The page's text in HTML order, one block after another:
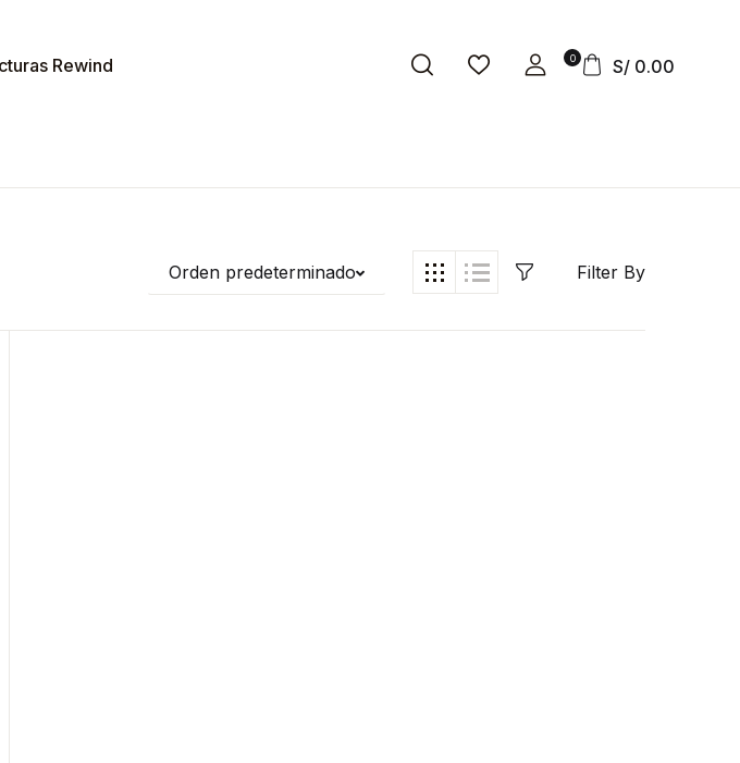
Rewind 0 S/ 0.00
Orden predeterminado Filter By